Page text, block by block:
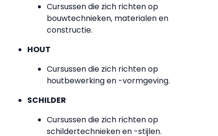
Cursussen die zich richten op
bouwtechnieken, materialen en
constructie.
HOUT
Cursussen die zich richten op
houtbewerking en -vormgeving.
SCHILDER
Cursussen die zich richten op
schildertechnieken en -stijlen.